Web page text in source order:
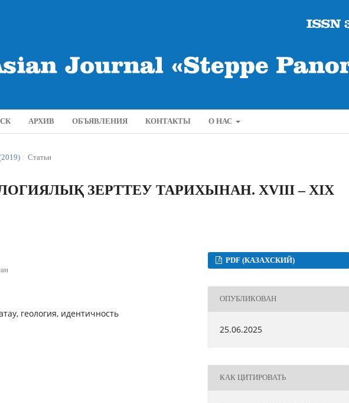
АРХИВ ОБЪЯВЛЕНИЯ КОНТАКТЫ О НАС
/ Статьи
ЗЕРТТЕУ ТАРИХЫНАН. ХVІІІ – ХІХ
геология, идентичность
PDF (КАЗАХСКИЙ)
ОПУБЛИКОВАН
25.06.2025
КАК ЦИТИРОВАТЬ